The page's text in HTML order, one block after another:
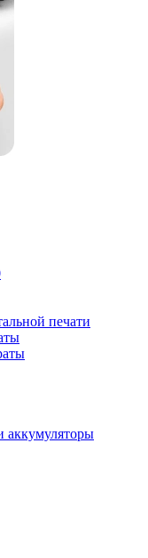
печати
аккумуляторы